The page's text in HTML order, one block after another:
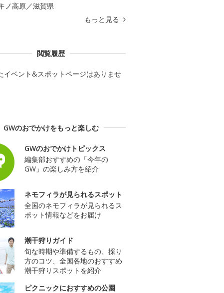
ノ高原／滋賀県
もっと見る
閲覧履歴
イベント&スポットページはありませ
GWのおでかけをもっと楽しむ
GWのおでかけトピックス
編集部おすすめの「今年の
GW」の楽しみ方を紹介
ネモフィラが見られるスポット
全国のネモフィラが見られるス
ポット情報などをお届け
潮干狩りガイド
旬な時期や準備するもの、採り
方のコツ、全国各地のおすすめ
潮干狩りスポットを紹介
ピクニックにおすすめの公園